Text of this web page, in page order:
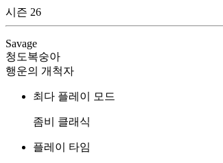
시즌 26
Savage
청도복숭아
행운의 개척자
최다 플레이 모드
좀비 클래식
플레이 타임